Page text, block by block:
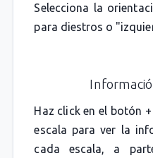
Selecciona la
para diestros o
Haz click en el botón
escala para ver la
cada escala, a